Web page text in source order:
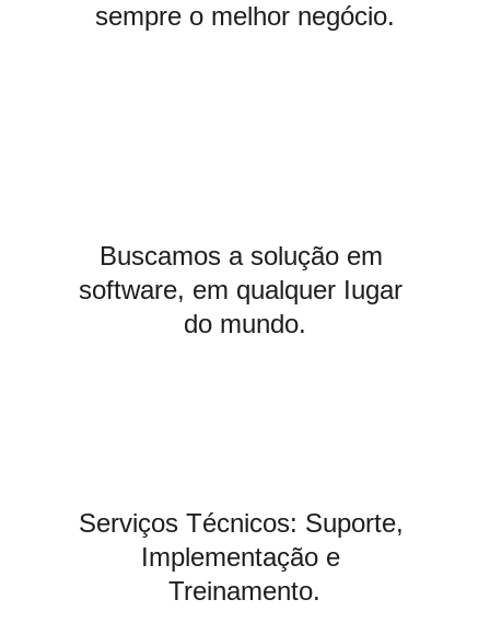
sempre o melhor negócio.
Buscamos a solução em
software, em qualquer Iugar
do mundo.
Serviços Técnicos: Suporte,
Implementação e
Treinamento.